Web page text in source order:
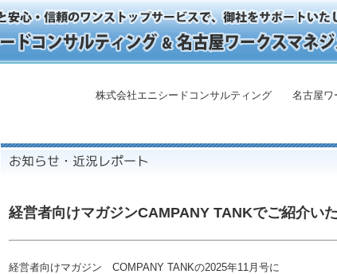
株式会社エニシードコンサルティング 名古屋ワ
経営者向けマガジンCAMPANY TANKでご紹介い
経営者向けマガジン COMPANY TANKの2025年11月号に